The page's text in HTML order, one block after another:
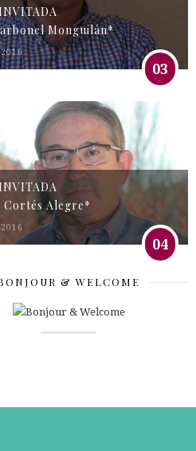
Monguilán*
03
Cortés Alegre*
04
& WELCOME